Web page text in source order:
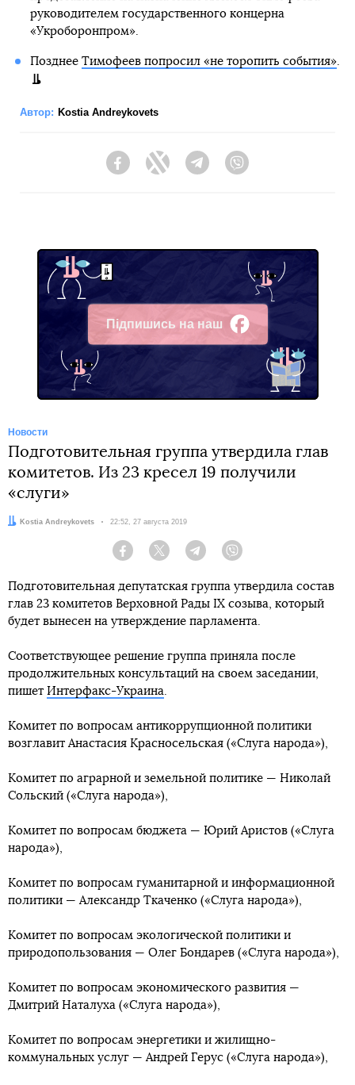
руководителем государственного концерна
«Укроборонпром».
Позднее Тимофеев попросил «не торопить события».
Автор: Kostia Andreykovets
FacebookTwitter Telegram
Підпишись на наш
Facebook
Новости
Подготовительная группа утвердила глав
комитетов. Из 23 кресел 19 получили
«слуги»
Автор:Kostia Andreykovets Дата:
22:52, 27 августа 2019
Facebook Twitter Telegram
Подготовительная депутатская группа утвердила состав
глав 23 комитетов Верховной Рады IX созыва, который
будет вынесен на утверждение парламента.
Соответствующее решение группа приняла после
продолжительных консультаций на своем заседании,
пишет Интерфакс-Украина.
Комитет по вопросам антикоррупционной политики
возглавит Анастасия Красносельская («Слуга народа»),
Комитет по аграрной и земельной политике — Николай
Сольский («Слуга народа»),
Комитет по вопросам бюджета — Юрий Аристов («Слуга
народа»),
Комитет по вопросам гуманитарной и информационной
политики — Александр Ткаченко («Слуга народа»),
Комитет по вопросам экологической политики и
природопользования — Олег Бондарев («Слуга народа»),
Комитет по вопросам экономического развития —
Дмитрий Наталуха («Слуга народа»),
Комитет по вопросам энергетики и жилищно-
коммунальных услуг — Андрей Герус («Слуга народа»),